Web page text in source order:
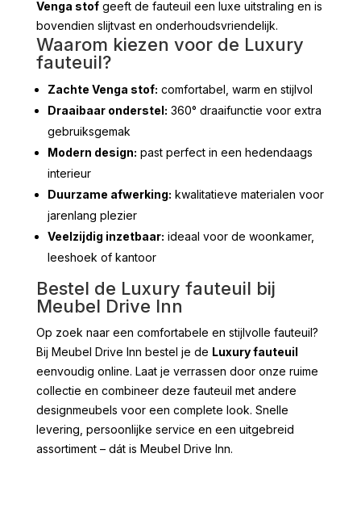
Venga stofgeeft de fauteuil een luxe uitstraling en is
bovendien slijtvast en onderhoudsvriendelijk.
Waarom kiezen voor de Luxury
fauteuil?
Zachte Venga stof: comfortabel, warm en stijlvol
Draaibaar onderstel: 360° draaifunctie voor extra
gebruiksgemak
Modern design: past perfect in een hedendaags
interieur
Duurzame afwerking: kwalitatieve materialen voor
jarenlang plezier
Veelzijdig inzetbaar: ideaal voor de woonkamer,
leeshoek of kantoor
Bestel de Luxury fauteuil bij
Meubel Drive Inn
Op zoek naar een comfortabele en stijlvolle fauteuil?
Bij Meubel Drive Inn bestel je de Luxury fauteuil
eenvoudig online. Laat je verrassen door onze ruime
collectie en combineer deze fauteuil met andere
designmeubels voor een complete look. Snelle
levering, persoonlijke service en een uitgebreid
assortiment – dát is Meubel Drive Inn.